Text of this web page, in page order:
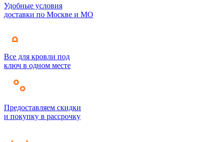
Удобные условия
доставки по Москве и МО
Все для кровли под
ключ в одном месте
Предоставляем скидки
и покупку в рассрочку